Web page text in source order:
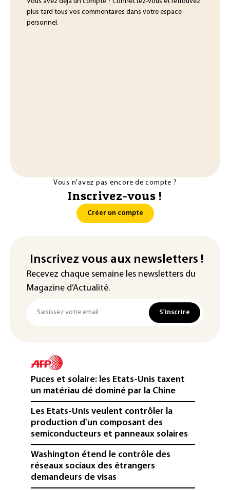
plus tard tous vos commentaires dans votre espace
personnel.
Vous n'avez pas encore de compte ?
Inscrivez-vous !
Créer un compte
Inscrivez vous aux newsletters !
Recevez chaque semaine les newsletters du
Magazine d’Actualité.
S'inscrire
Puces et solaire: les Etats-Unis taxent
un matériau clé dominé par la Chine
Les Etats-Unis veulent contrôler la
production d'un composant des
semiconducteurs et panneaux solaires
Washington étend le contrôle des
réseaux sociaux des étrangers
demandeurs de visas